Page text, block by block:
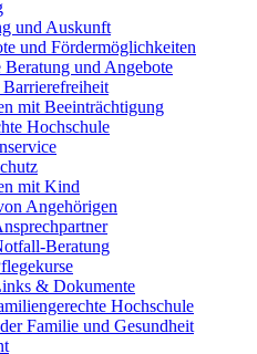
und Auskunft
und Fördermöglichkeiten
Beratung und Angebote
mit Beeinträchtigung
Hochschule
mit Kind
Angehörigen
Beratung
& Dokumente
Hochschule
Familie und Gesundheit